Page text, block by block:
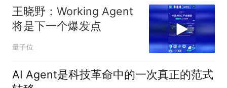
王晓野：Working Agent
将是下一个爆发点
量子位
AI Agent是科技革命中的一次真正的范式